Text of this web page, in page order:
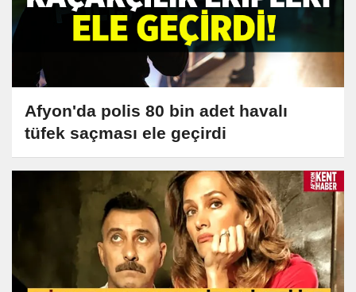
Afyon'da polis 80 bin adet havalı
tüfek saçması ele geçirdi